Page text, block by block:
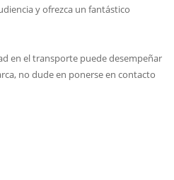
y ofrezca un fantástico
en el transporte puede desempeñar
no dude en ponerse en contacto